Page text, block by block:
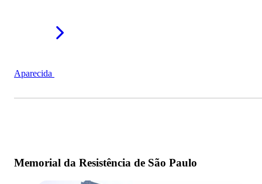
Aparecida
Memorial da Resistência de São Paulo